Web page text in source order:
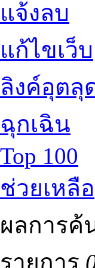
แจ้งลบ
แก้ไขเว็บ
ลิงค์อุตลุ
ฉุกเฉิน
Top 100
ช่วยเหลือ
ผลการค้
รายการ